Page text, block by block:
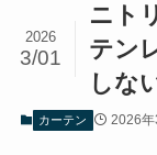
ニト
テン
しな
2026
3/01
カーテン 2026年